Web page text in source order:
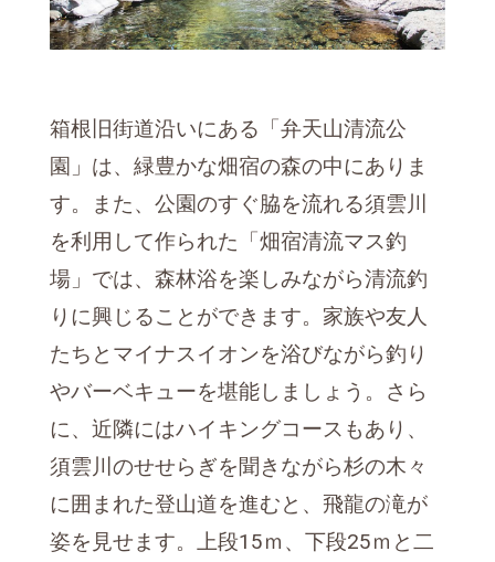
箱根旧街道沿いにある「弁天山清流公
園」は、緑豊かな畑宿の森の中にありま
す。また、公園のすぐ脇を流れる須雲川
を利用して作られた「畑宿清流マス釣
場」では、森林浴を楽しみながら清流釣
りに興じることができます。家族や友人
たちとマイナスイオンを浴びながら釣り
やバーベキューを堪能しましょう。さら
に、近隣にはハイキングコースもあり、
須雲川のせせらぎを聞きながら杉の木々
に囲まれた登山道を進むと、飛龍の滝が
姿を見せます。上段15ｍ、下段25ｍと二